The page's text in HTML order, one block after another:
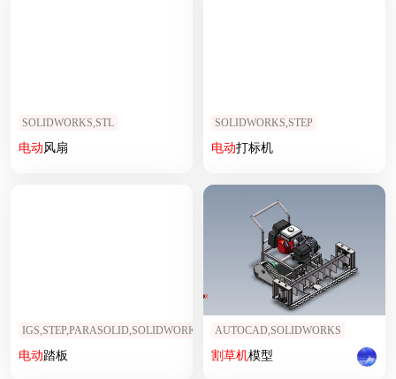
SOLIDWORKS,STL
电动风扇
SOLIDWORKS,STEP
电动打标机
IGS,STEP,PARASOLID,SOLIDWORKS
电动踏板
AUTOCAD,SOLIDWORKS
割草机模型